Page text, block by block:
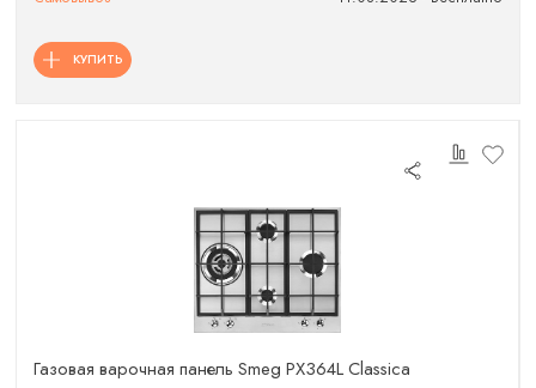
КУПИТЬ
Газовая варочная панель Smeg PX364L Classica